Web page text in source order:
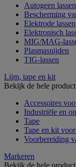
Autogeen lassen
Bescherming
Elektrode lassen
Elektronisch
MIG/MAG-
Plasmasnijden
TIG-lassen
Lijm, tape en kit
Bekijk de hele
Accessoires
Industriële en
Tape
Tape en kit
Voorbereiding
Markeren
Bekijk de hele